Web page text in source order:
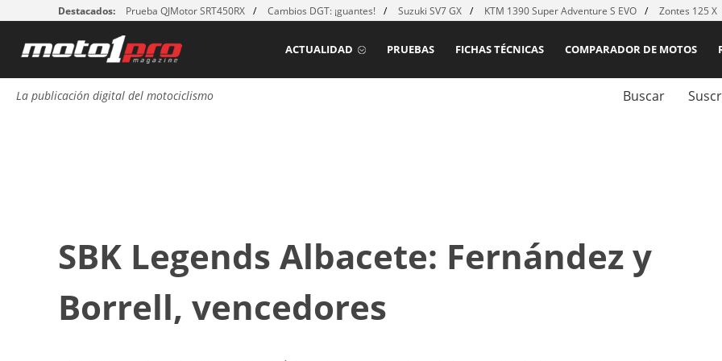
Destacados: Prueba QJMotor SRT450RX Cambios DGT: ¡guantes! Suzuki SV7 GX KTM 1390 Super Adventure S EVO Zontes 125 X
COMPARADOR DE MOTOS
FICHAS TÉCNICAS
PRUEBAS
ACTUALIDAD
La publicación digital del motociclismo Buscar
SBK Legends Albacete: Fernández y
Borrell, vencedores